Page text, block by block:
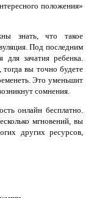
положения»
знать, что такое
Под последним
зачатия ребенка.
вы точно будете
Это уменьшит
сомнения.
онлайн бесплатно.
мгновений, вы
других ресурсов,